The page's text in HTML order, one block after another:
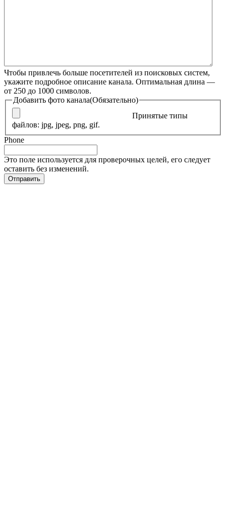
Чтобы привлечь больше посетителей из поисковых систем,
укажите подробное описание канала. Оптимальная длина —
от 250 до 1000 символов.
Добавить фото канала(Обязательно)
Принятые типы
файлов: jpg, jpeg, png, gif.
Phone
Это поле используется для проверочных целей, его следует
оставить без изменений.